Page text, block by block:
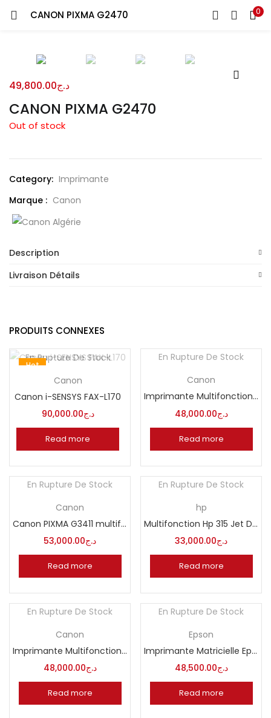
CANON PIXMA G2470 0
Recherche
CONNEXION REGISTRE
Entrez votre nom d'utilisateur et le mot de passe pour vous
Se souvenir de moi
CANON PIXMA G2470
د.ج49,800.00
Out of stock
Category: Imprimante
Marque : Canon
Description
Livraison Détails
PRODUITS CONNEXES
Hot
En Rupture De Stock
Canon
Canon i-SENSYS FAX-L170
د.ج90,000.00
Read more
En Rupture De Stock
Canon
Imprimante Multifonction Canon PIXMA G2415
د.ج48,000.00
Read more
En Rupture De Stock
Canon
Canon PIXMA G3411 multifonction
د.ج53,000.00
Read more
En Rupture De Stock
hp
Multifonction Hp 315 Jet Dencre Ink Tank Couleur
د.ج33,000.00
Read more
En Rupture De Stock
Canon
Imprimante Multifonction Reservoir Rechargeables Jet d’Encre Couleur Canon Pixma G2420
د.ج48,000.00
Read more
En Rupture De Stock
Epson
Imprimante Matricielle Epson LX 350
د.ج48,500.00
Read more